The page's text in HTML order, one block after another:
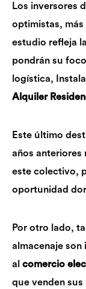
Los inversores
optimistas, más
estudio refleja
pondrán su
logística,
Alquiler
Este último
años anteriores
este colectivo,
oportunidad
Por otro lado,
almacenaje
al comercio
que venden